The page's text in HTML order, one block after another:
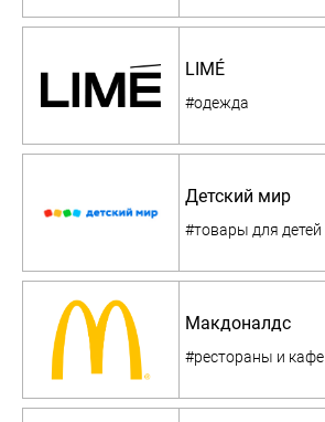
LIMÉ
#одежда
Детский мир
#товары для детей
Макдоналдс
#рестораны и кафе